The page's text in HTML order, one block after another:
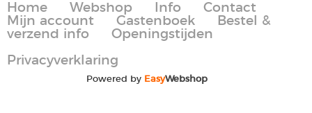
Home Webshop Info
Contact
Mijn account
Gastenboek
Bestel &
verzend info
Openingstijden
Privacyverklaring
Powered by EasyWebshop